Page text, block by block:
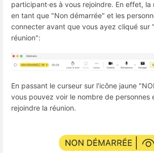
participant·es à vous rejoindre. En effet, la
en tant que "Non démarrée" et les
connecter avant que vous ayez cliqué sur
réunion":
En passant le curseur sur l'icône jaune
vous pouvez voir le nombre de personnes
rejoindre la réunion.